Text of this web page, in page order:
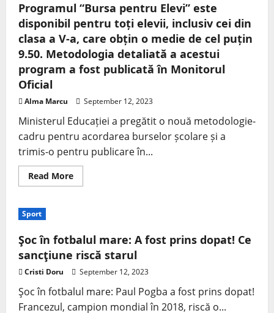
Programul “Bursa pentru Elevi” este
disponibil pentru toți elevii, inclusiv cei din
clasa a V-a, care obțin o medie de cel puțin
9.50. Metodologia detaliată a acestui
program a fost publicată în Monitorul
Oficial
Alma Marcu September 12, 2023
Ministerul Educației a pregătit o nouă metodologie-
cadru pentru acordarea burselor școlare și a
trimis-o pentru publicare în...
Read More
Sport
Şoc în fotbalul mare: A fost prins dopat! Ce
sancţiune riscă starul
Cristi Doru September 12, 2023
Şoc în fotbalul mare: Paul Pogba a fost prins dopat!
Francezul, campion mondial în 2018, riscă o...